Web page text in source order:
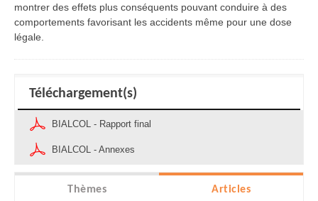
montrer des effets plus conséquents pouvant conduire à des
comportements favorisant les accidents même pour une dose
légale.
Téléchargement(s)
BIALCOL - Rapport final
BIALCOL - Annexes
Thèmes Articles